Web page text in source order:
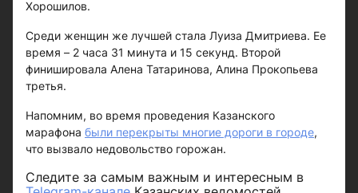
Хорошилов.
Среди женщин же лучшей стала Луиза Дмитриева. Ее
время – 2 часа 31 минута и 15 секунд. Второй
финишировала Алена Татаринова, Алина Прокопьева
третья.
Напомним, во время проведения Казанского
марафона были перекрыты многие дороги в городе,
что вызвало недовольство горожан.
Следите за самым важным и интересным в